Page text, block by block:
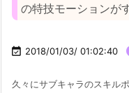
の特技モーションが
 2018/01/03/ 01:02:40
久々にサブキャラのスキル